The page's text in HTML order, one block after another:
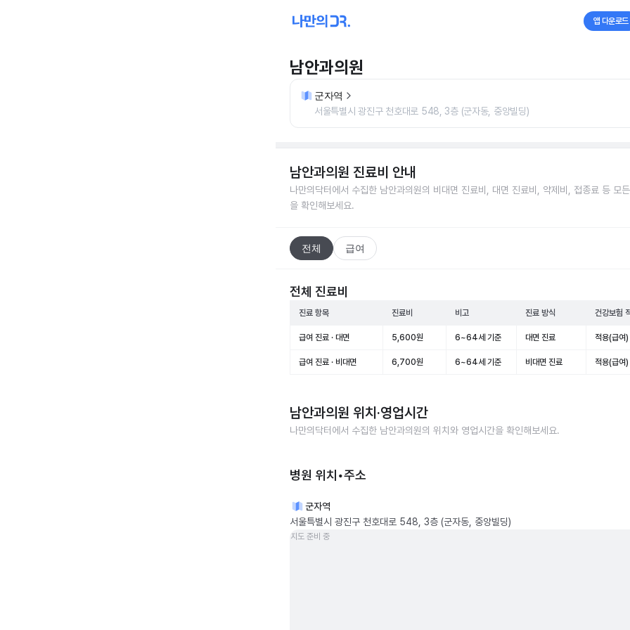
앱 다운로드
남안과의원
군자역
서울특별시 광진구 천호대로 548, 3층 (군자동, 중앙빌딩)
남안과의원 진료비 안내
나만의닥터에서 수집한 남안과의원의 비대면 진료비, 대면 진료비, 약제비, 접종료 등 모
을 확인해보세요.
전체 급여
전체 진료비
진료 항목 진료비 비고 진료 방식 건강보험
급여 진료 · 대면 5,600원 6~64세 기준 대면 진료 적용(급여)
급여 진료 · 비대면 6,700원 6~64세 기준 비대면 진료 적용(급여)
남안과의원 위치·영업시간
나만의닥터에서 수집한 남안과의원의 위치와 영업시간을 확인해보세요.
병원 위치•주소
군자역
서울특별시 광진구 천호대로 548, 3층 (군자동, 중앙빌딩)
지도 준비 중